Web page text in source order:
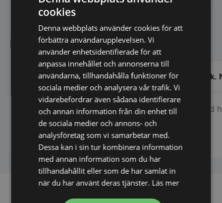
Kundnöjdhet
Helt fantastiskt personal. Så
tillmötesgående och hjälpsamma. Är
genuint intresserade av att du som kund
blir nöjd. Jag har velat och testat fram
och tillbaka och de har varit så trevliga
och haft så mycket tålamod, de gjorde
verkligen allt för att jag skulle bli nöjd.
Tack stonewall.
Kund hos Stonewall.se
Kund
cookies
Denna webbplats använder cookies för att
förbättra användarupplevelsen. Vi
använder enhetsidentifierade för att
anpassa innehållet och annonserna till
användarna, tillhandahålla funktioner för
sociala medier och analysera vår trafik. Vi
vidarebefordrar även sådana identifierare
och annan information från din enhet till
de sociala medier och annons- och
analysföretag som vi samarbetar med.
Dessa kan i sin tur kombinera information
med annan information som du har
tillhandahållit eller som de har samlat in
när du har använt deras tjänster. Läs mer